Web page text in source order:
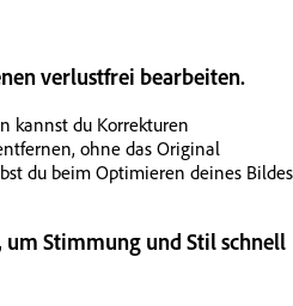
verlustfrei bearbeiten.
kannst du Korrekturen
ohne das Original
du beim Optimieren deines Bildes
um Stimmung und Stil schnell